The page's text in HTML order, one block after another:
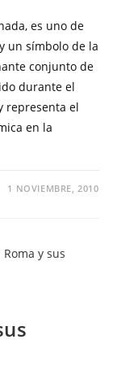
es uno de
un símbolo de la
conjunto de
durante el
representa el
en la
1 NOVIEMBRE, 2010